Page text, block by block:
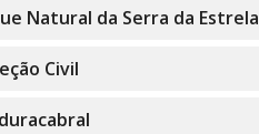
Natural da Serra da Estrela
Civil